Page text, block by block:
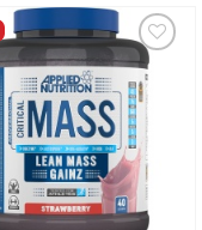
Добавить
в
Вишлист